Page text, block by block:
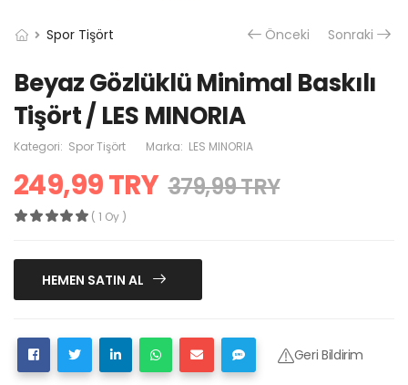
Spor Tişört Önceki Sonraki
Beyaz Gözlüklü Minimal Baskılı
Tişört / LES MINORIA
Kategori: Spor Tişört Marka: LES MINORIA
249,99 TRY 379,99 TRY
( 1 Oy )
HEMEN SATIN AL
Geri Bildirim